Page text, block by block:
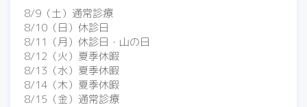
8/9（土）通常診療
8/10（日）休診日
8/11（月）休診日・山の日
8/12（火）夏季休暇
8/13（水）夏季休暇
8/14（木）夏季休暇
8/15（金）通常診療